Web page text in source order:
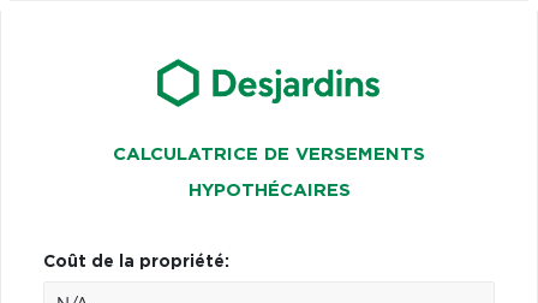
CALCULATRICE DE VERSEMENTS
HYPOTHÉCAIRES
Coût de la propriété: